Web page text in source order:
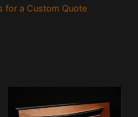
for a Custom Quote